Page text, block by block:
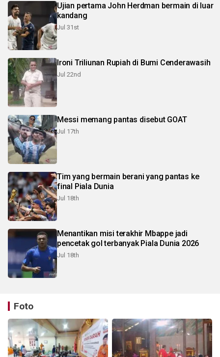
Ujian pertama John Herdman bermain di luar
kandang
Jul 31st
Ironi Triliunan Rupiah di Bumi Cenderawasih
Jul 22nd
Messi memang pantas disebut GOAT
Jul 17th
Tim yang bermain berani yang pantas ke
final Piala Dunia
Jul 18th
Menantikan misi terakhir Mbappe jadi
pencetak gol terbanyak Piala Dunia 2026
Jul 18th
Foto